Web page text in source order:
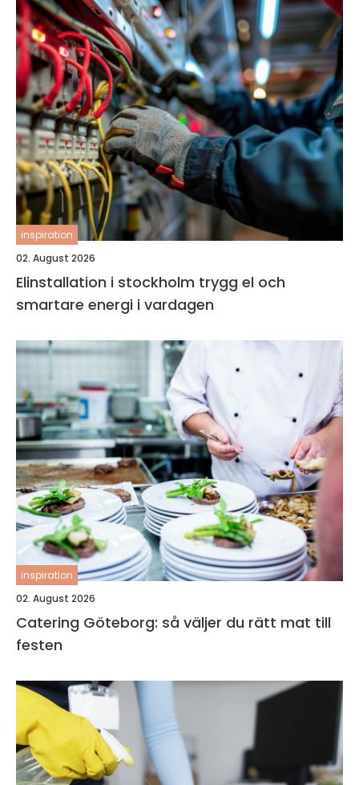
inspiration
02. August 2026
Elinstallation i stockholm trygg el och
smartare energi i vardagen
inspiration
02. August 2026
Catering Göteborg: så väljer du rätt mat till
festen